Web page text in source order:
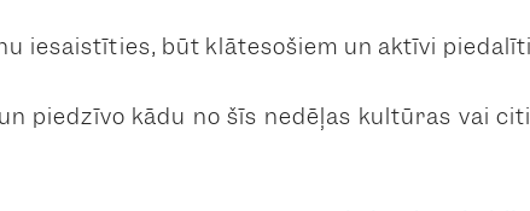
iesaistīties, būt klātesošiem un aktīvi
piedzīvo kādu no šīs nedēļas kultūras vai